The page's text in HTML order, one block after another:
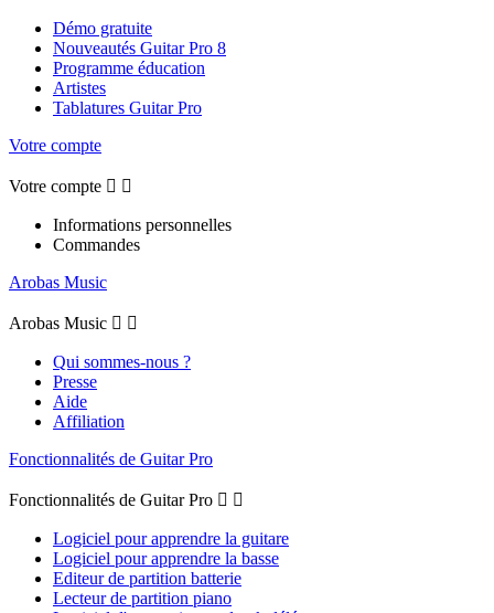
Démo gratuite
Nouveautés Guitar Pro 8
Programme éducation
Artistes
Tablatures Guitar Pro
Votre compte
Votre compte  
Informations personnelles
Commandes
Arobas Music
Arobas Music  
Qui sommes-nous ?
Presse
Aide
Affiliation
Fonctionnalités de Guitar Pro
Fonctionnalités de Guitar Pro  
Logiciel pour apprendre la guitare
Logiciel pour apprendre la basse
Editeur de partition batterie
Lecteur de partition piano